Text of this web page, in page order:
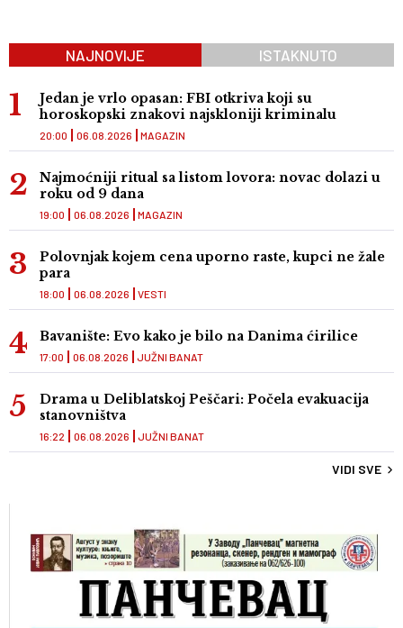
NAJNOVIJE ISTAKNUTO
Jedan je vrlo opasan: FBI otkriva koji su
horoskopski znakovi najskloniji kriminalu
MAGAZIN
20:00 06.08.2026
Najmoćniji ritual sa listom lovora: novac dolazi u
roku od 9 dana
MAGAZIN
19:00 06.08.2026
Polovnjak kojem cena uporno raste, kupci ne žale
para
VESTI
18:00 06.08.2026
Bavanište: Evo kako je bilo na Danima ćirilice
JUŽNI BANAT
17:00 06.08.2026
Drama u Deliblatskoj Peščari: Počela evakuacija
stanovništva
JUŽNI BANAT
16:22 06.08.2026
VIDI SVE